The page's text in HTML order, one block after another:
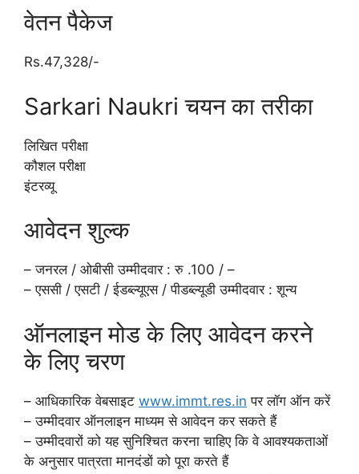
वेतन पैकेज
Rs.47,328/-
Sarkari Naukri चयन का तरीका
लिखित परीक्षा
कौशल परीक्षा
इंटरव्यू
आवेदन शुल्क
– जनरल / ओबीसी उम्मीदवार : रु .100 / –
– एससी / एसटी / ईडब्ल्यूएस / पीडब्ल्यूडी उम्मीदवार : शून्य
ऑनलाइन मोड के लिए आवेदन करने
के लिए चरण
– आधिकारिक वेबसाइट www.immt.res.in पर लॉग ऑन करें
– उम्मीदवार ऑनलाइन माध्यम से आवेदन कर सकते हैं
– उम्मीदवारों को यह सुनिश्चित करना चाहिए कि वे आवश्यकताओं
के अनुसार पात्रता मानदंडों को पूरा करते हैं